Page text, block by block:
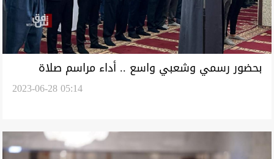
بحضور رسمي وشعبي واسع .. أداء مراسم صلاة
2023-06-28 05:14